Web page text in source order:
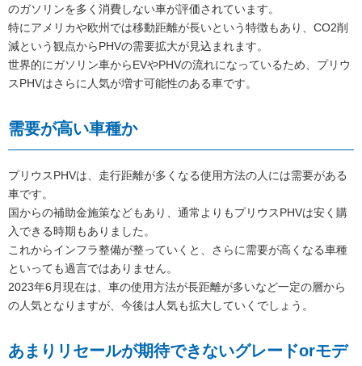
のガソリンを多く消費しない車が評価されています。
特にアメリカや欧州では移動距離が長いという特徴もあり、CO2削
減という観点からPHVの需要拡大が見込まれます。
世界的にガソリン車からEVやPHVの流れになっているため、プリウ
スPHVはさらに人気が増す可能性のある車です。
需要が高い車種か
プリウスPHVは、走行距離が多くなる使用方法の人には需要がある
車です。
国からの補助金施策などもあり、通常よりもプリウスPHVは安く購
入できる時期もありました。
これからインフラ整備が整っていくと、さらに需要が高くなる車種
といっても過言ではありません。
2023年6月現在は、車の使用方法が長距離が多いなど一定の層から
の人気となりますが、今後は人気も拡大していくでしょう。
あまりリセールが期待できないグレードorモデ